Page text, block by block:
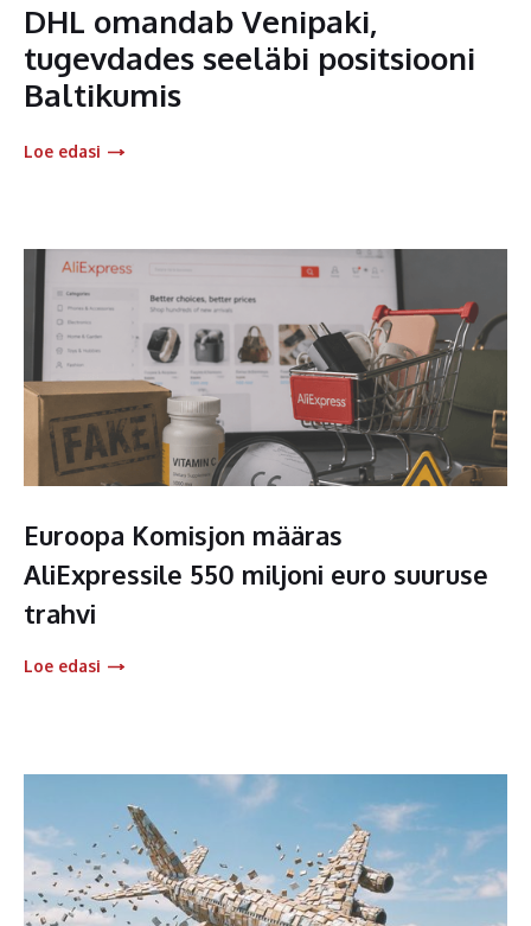
DHL omandab Venipaki,
tugevdades seeläbi positsiooni
Baltikumis
Loe edasi
Euroopa Komisjon määras
AliExpressile 550 miljoni euro suuruse
trahvi
Loe edasi